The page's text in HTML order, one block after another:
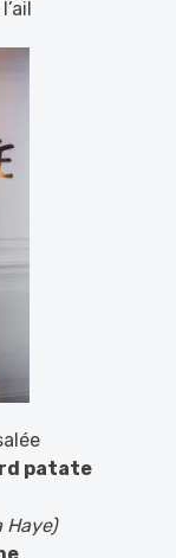
patate
Haye)